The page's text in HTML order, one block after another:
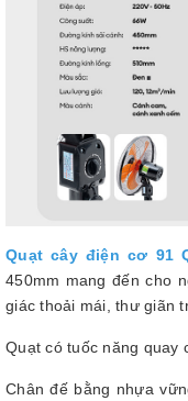
Quạt cây điện cơ 91
450mm mang đến cho
giác thoải mái, thư giãn
Quạt có tuốc năng quay
Chân đế bằng nhựa